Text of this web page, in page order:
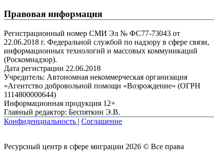
Правовая информация
Регистрационный номер СМИ Эл № ФС77-73043 от
22.06.2018 г. Федеральной службой по надзору в сфере связи,
информационных технологий и массовых коммуникаций
(Роскомнадзор).
Дата регистрации 22.06.2018
Учредитель: Автономная некоммерческая организация
«Агентство добровольной помощи «Возрождение» (ОГРН
1114800000644)
Информационная продукция 12+
Главный редактор: Беспяткин Э.В.
Конфиденциальность | Соглашение
Ресурсный центр в сфере миграции 2026 © Все права